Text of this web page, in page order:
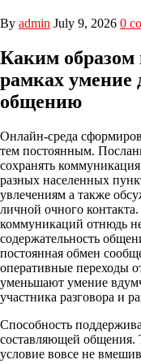
By admin July 9, 2026 0
Каким образом
рамках умение
общению
Онлайн-среда
тем постоянным.
сохранять
разных населенных
увлечениям а также
личной очного
коммуникаций отнюдь не
содержательность
постоянная обмен
оперативные переходы
уменьшают умение
участника разговора и
Способность
составляющей общения.
условие вовсе не